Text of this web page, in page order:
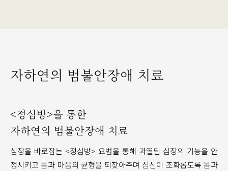
자하연의 범불안장애 치료
<정심방>을 통한
자하연의 범불안장애 치료
심장을 바로잡는 <정심방> 요법을 통해 과열된 심장의 기능을 안
정시키고 몸과 마음의 균형을 되찾아주며 심신이 조화롭도록 몸과